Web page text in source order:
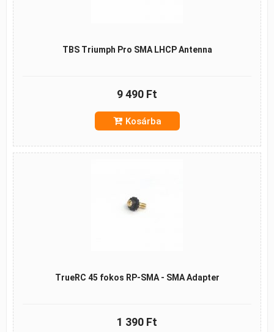
TBS Triumph Pro SMA LHCP Antenna
9 490 Ft
Kosárba
TrueRC 45 fokos RP-SMA - SMA Adapter
1 390 Ft